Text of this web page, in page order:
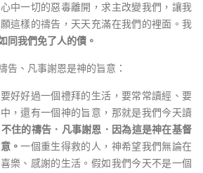
中一切的惡毒離開，求主改變我們，讓我
這樣的禱告，天天充滿在我們的裡面。我
同我們免了人的債。
告、凡事謝恩是神的旨意：
好好過一個禮拜的生活，要常常讀經、要
，還有一個神的旨意，那就是我們今天讀
住的禱告．凡事謝恩．因為這是神在基督
。一個重生得救的人，神希望我們無論在
樂、感謝的生活。假如我們今天不是一個